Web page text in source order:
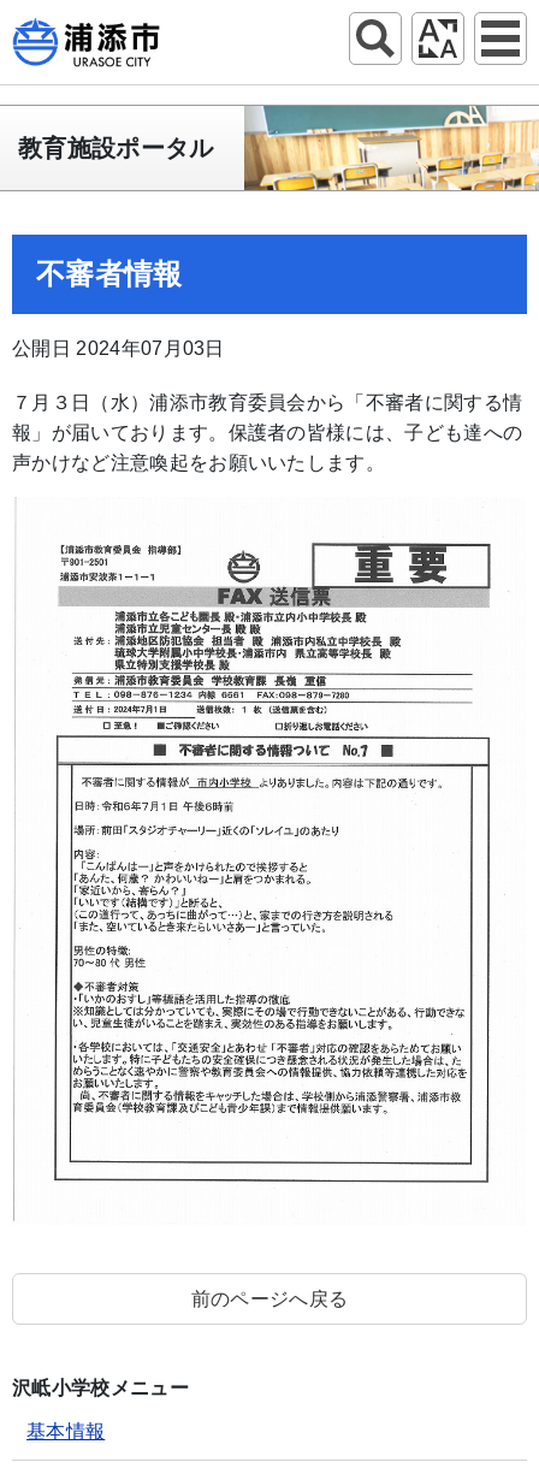
教育施設ポータル
不審者情報
公開日 2024年07月03日
７月３日（水）浦添市教育委員会から「不審者に関する情
報」が届いております。保護者の皆様には、子ども達への
声かけなど注意喚起をお願いいたします。
前のページへ戻る
沢岻小学校メニュー
基本情報